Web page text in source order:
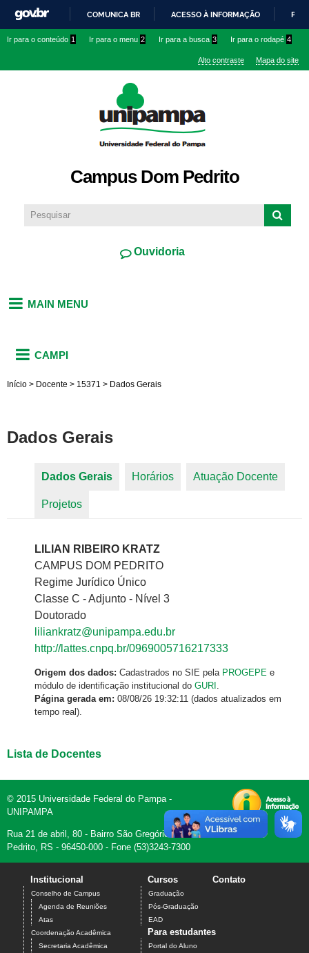
conteúdo
IR
O
COMUNICA BR ACESSO À INFORMAÇÃO
Ir para o conteúdo 1 Ir para o menu 2 Ir para a busca 3 Ir para o rodapé 4
Alto contraste Mapa do site
Campus Dom Pedrito
Ouvidoria
MAIN MENU
CAMPI
Início > Docente > 15371 > Dados Gerais
Dados Gerais
Dados Gerais (aba ativa)
Horários Atuação Docente
Projetos
LILIAN RIBEIRO KRATZ
CAMPUS DOM PEDRITO
Regime Jurídico Único
Classe C - Adjunto - Nível 3
Doutorado
liliankratz@unipampa.edu.br
http://lattes.cnpq.br/0969005716217333
Origem dos dados: Cadastrados no SIE pela PROGEPE e
módulo de identificação institucional do GURI .
Página gerada em: 08/08/26 19:32:11 (dados atualizados em
tempo real).
Lista de Docentes
© 2015 Universidade Federal do Pampa -
UNIPAMPA
Rua 21 de abril, 80 - Bairro São Gregório - Dom
Pedrito, RS - 96450-000 - Fone (53)3243-7300
Institucional
Conselho de Campus
Agenda de Reuniões
Atas
Coordenação Acadêmica
Secretaria Acadêmica
Cursos
Graduação
Pós-Graduação
EAD
Contato
Para estudantes
Portal do Aluno